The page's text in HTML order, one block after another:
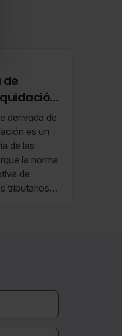
de
derivada de
es un
de las
la norma
de
tributarios